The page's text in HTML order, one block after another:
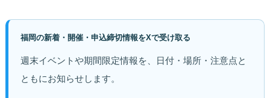
福岡の新着・開催・申込締切情報をXで受け取る
週末イベントや期間限定情報を、日付・場所・注意点と
ともにお知らせします。